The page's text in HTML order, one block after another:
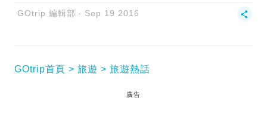
GOtrip 編輯部 Sep 19 2016
GOtrip首頁 旅遊 旅遊熱話
廣告